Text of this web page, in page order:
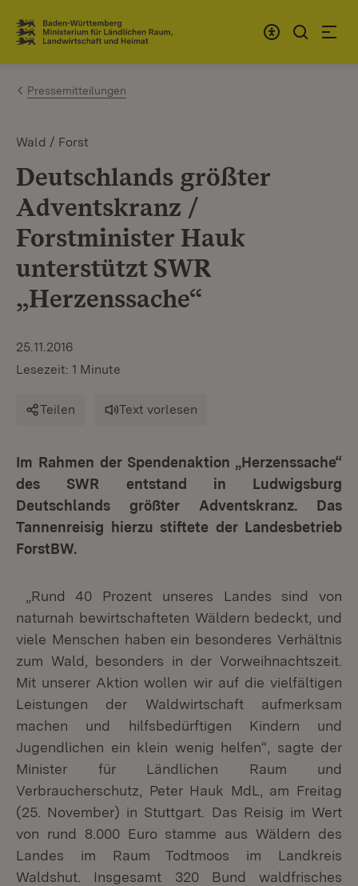
Zum Inhalt springen
Link zur Startseite
Pressemitteilungen
Wald / Forst
Deutschlands größter
Adventskranz /
Forstminister Hauk
unterstützt SWR
„Herzenssache“
25.11.2016
Lesezeit: 1 Minute
Teilen Text vorlesen
Im Rahmen der Spendenaktion „Herzenssache“
des SWR entstand in Ludwigsburg
Deutschlands größter Adventskranz. Das
Tannenreisig hierzu stiftete der Landesbetrieb
ForstBW.
„Rund 40 Prozent unseres Landes sind von
naturnah bewirtschafteten Wäldern bedeckt, und
viele Menschen haben ein besonderes Verhältnis
zum Wald, besonders in der Vorweihnachtszeit.
Mit unserer Aktion wollen wir auf die vielfältigen
Leistungen der Waldwirtschaft aufmerksam
machen und hilfsbedürftigen Kindern und
Jugendlichen ein klein wenig helfen“, sagte der
Minister für Ländlichen Raum und
Verbraucherschutz, Peter Hauk MdL, am Freitag
(25. November) in Stuttgart. Das Reisig im Wert
von rund 8.000 Euro stamme aus Wäldern des
Landes im Raum Todtmoos im Landkreis
Waldshut. Insgesamt 320 Bund waldfrisches